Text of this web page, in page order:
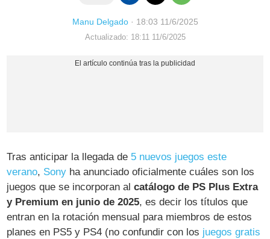
Manu Delgado· 18:03 11/6/2025
Actualizado: 18:11 11/6/2025
Tras anticipar la llegada de 5 nuevos juegos este
verano, Sony ha anunciado oficialmente cuáles son los
juegos que se incorporan alcatálogo de PS Plus Extra
y Premium en junio de 2025, es decir los títulos que
entran en la rotación mensual para miembros de estos
planes en PS5 y PS4 (no confundir con los juegos gratis